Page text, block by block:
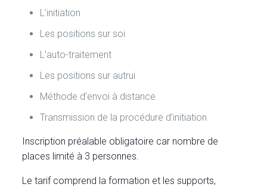
L’initiation
Les positions sur soi
L’auto-traitement
Les positions sur autrui
Méthode d’envoi à distance
Transmission de la procédure d’initiation
Inscription préalable obligatoire car nombre de
places limité à 3 personnes.
Le tarif comprend la formation et les supports,